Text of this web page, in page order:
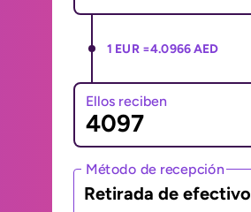
1 EUR =4.0966 AED
Ellos reciben
Método de recepción
Retirada de efectivo